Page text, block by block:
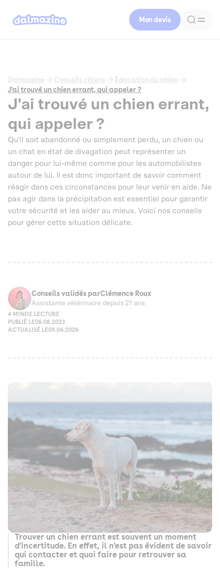
Mon devis
Dalmazine Conseils chiens
Éducation du chien
J'ai trouvé un chien errant, qui appeler ?
J'ai trouvé un chien errant,
qui appeler ?
Qu'il soit abandonné ou simplement perdu, un chien ou
un chat en état de divagation peut représenter un
danger pour lui-même comme pour les automobilistes
autour de lui. Il est donc important de savoir comment
réagir dans ces circonstances pour leur venir en aide. Ne
pas agir dans la précipitation est essentiel pour garantir
votre sécurité et les aider au mieux. Voici nos conseils
pour gérer cette situation délicate.
Conseils validés parClémence Roux
Assistante vétérinaire depuis 21 ans
4 MIN DE LECTURE
PUBLIÉ LE06.08.2023
ACTUALISÉ LE09.04.2026
Trouver un chien errant est souvent un moment
d'incertitude. En effet, il n'est pas évident de savoir
qui contacter et quoi faire pour retrouver sa
famille.